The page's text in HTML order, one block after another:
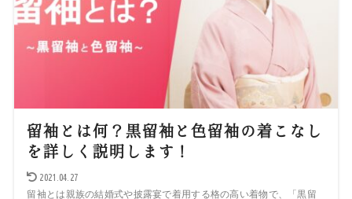
留袖とは何？黒留袖と色留袖の着こなし
を詳しく説明します！
2021.04.27
留袖とは親族の結婚式や披露宴で着用する格の高い着物で、「黒留